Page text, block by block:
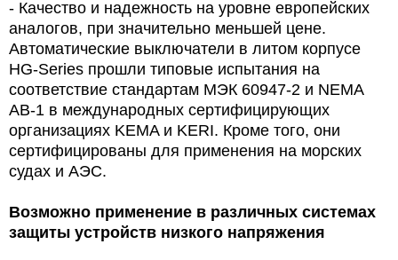
- Качество и надежность на уровне европейских
аналогов, при значительно меньшей цене.
Автоматические выключатели в литом корпусе
HG-Series прошли типовые испытания на
соответствие стандартам МЭК 60947-2 и NEMA
AB-1 в международных сертифицирующих
организациях KEMA и KERI. Кроме того, они
сертифицированы для применения на морских
судах и АЭС.
Возможно применение в различных системах
защиты устройств низкого напряжения